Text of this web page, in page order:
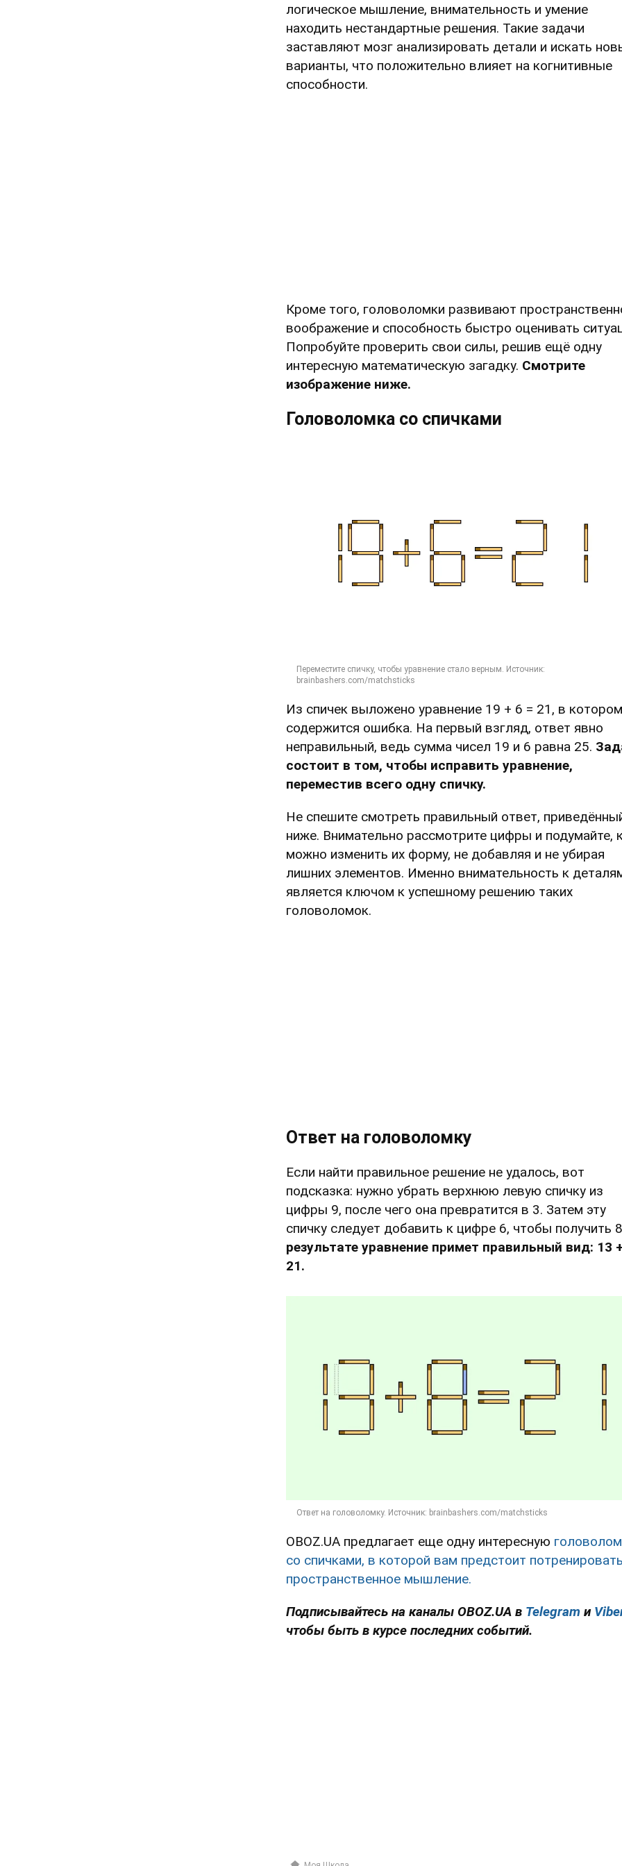
логическое мышление, внимательность и умение
находить нестандартные решения. Такие задачи
заставляют мозг анализировать детали и искать
варианты, что положительно влияет на когнитивные
способности.
Кроме того, головоломки развивают
воображение и способность быстро оценивать
Попробуйте проверить свои силы, решив ещё одну
интересную математическую загадку. Смотрите
изображение ниже.
Головоломка со спичками
Из спичек выложено уравнение 19 + 6 = 21, в котором
содержится ошибка. На первый взгляд, ответ явно
неправильный, ведь сумма чисел 19 и 6 равна 25.
состоит в том, чтобы исправить уравнение,
переместив всего одну спичку.
Не спешите смотреть правильный ответ,
ниже. Внимательно рассмотрите цифры и подумайте,
можно изменить их форму, не добавляя и не убирая
лишних элементов. Именно внимательность к
является ключом к успешному решению таких
головоломок.
Ответ на головоломку
Если найти правильное решение не удалось, вот
подсказка: нужно убрать верхнюю левую спичку из
цифры 9, после чего она превратится в 3. Затем эту
спичку следует добавить к цифре 6, чтобы получить
результате уравнение примет правильный вид: 13
21.
OBOZ.UA предлагает еще одну интересную
со спичками, в которой вам предстоит
пространственное мышление.
Подписывайтесь на каналы OBOZ.UA в Telegram и
чтобы быть в курсе последних событий.